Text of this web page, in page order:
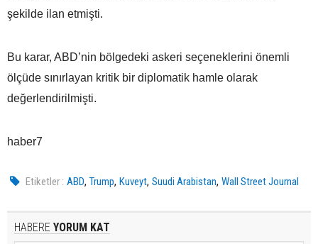
şekilde ilan etmişti.
Bu karar, ABD’nin bölgedeki askeri seçeneklerini önemli
ölçüde sınırlayan kritik bir diplomatik hamle olarak
değerlendirilmişti.
haber7
Etiketler : ABD,Trump,Kuveyt,Suudi Arabistan,Wall Street Journal
HABERE YORUM KAT